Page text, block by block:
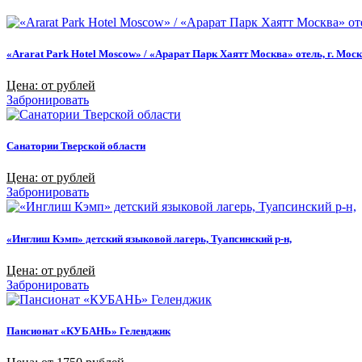
«Ararat Park Hotel Moscow» / «Арарат Парк Хаятт Москва» отель, г.
Цена: от рублей
Забронировать
Санатории Тверской области
Цена: от рублей
Забронировать
«Инглиш Кэмп» детский языковой лагерь, Туапсинский р-н,
Цена: от рублей
Забронировать
Пансионат «КУБАНЬ» Геленджик